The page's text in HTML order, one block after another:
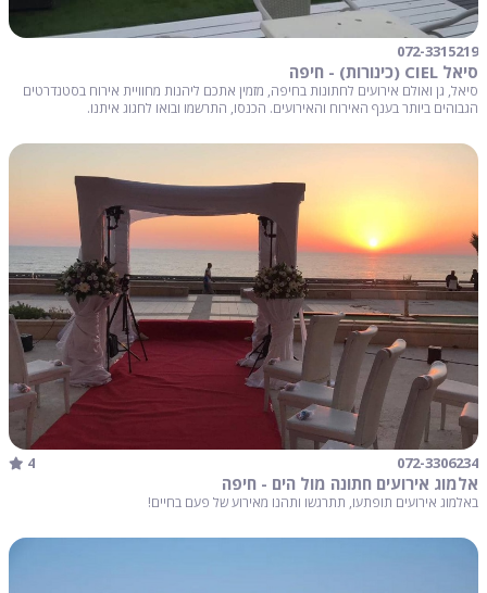
072-3315219
סיאל CIEL (כינורות) - חיפה
סיאל, גן ואולם אירועים לחתונות בחיפה, מזמין אתכם ליהנות מחוויית אירוח בסטנדרטים
הגבוהים ביותר בענף האירוח והאירועים. הכנסו, התרשמו ובואו לחגוג איתנו.
072-3306234
4
אלמוג אירועים חתונה מול הים - חיפה
באלמוג אירועים תופתעו, תתרגשו ותהנו מאירוע של פעם בחיים!